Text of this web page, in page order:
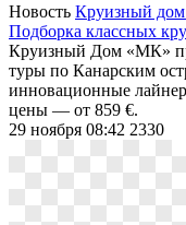
Новость Круизный
Подборка классных
Круизный Дом «МК»
туры по Канарским
инновационные
цены ― от 859 €.
29 ноября 08:42 2330